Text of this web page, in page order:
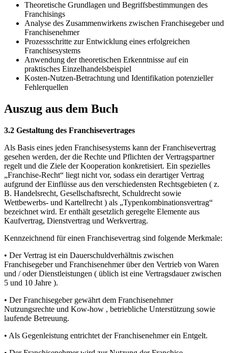
Theoretische Grundlagen und Begriffsbestimmungen des
Franchisings
Analyse des Zusammenwirkens zwischen Franchisegeber und
Franchisenehmer
Prozessschritte zur Entwicklung eines erfolgreichen
Franchisesystems
Anwendung der theoretischen Erkenntnisse auf ein
praktisches Einzelhandelsbeispiel
Kosten-Nutzen-Betrachtung und Identifikation potenzieller
Fehlerquellen
Auszug aus dem Buch
3.2 Gestaltung des Franchisevertrages
Als Basis eines jeden Franchisesystems kann der Franchisevertrag
gesehen werden, der die Rechte und Pflichten der Vertragspartner
regelt und die Ziele der Kooperation konkretisiert. Ein spezielles
„Franchise-Recht“ liegt nicht vor, sodass ein derartiger Vertrag
aufgrund der Einflüsse aus den verschiedensten Rechtsgebieten ( z.
B. Handelsrecht, Gesellschaftsrecht, Schuldrecht sowie
Wettbewerbs- und Kartellrecht ) als „Typenkombinationsvertrag“
bezeichnet wird. Er enthält gesetzlich geregelte Elemente aus
Kaufvertrag, Dienstvertrag und Werkvertrag.
Kennzeichnend für einen Franchisevertrag sind folgende Merkmale:
• Der Vertrag ist ein Dauerschuldverhältnis zwischen
Franchisegeber und Franchisenehmer über den Vertrieb von Waren
und / oder Dienstleistungen ( üblich ist eine Vertragsdauer zwischen
5 und 10 Jahre ).
• Der Franchisegeber gewährt dem Franchisenehmer
Nutzungsrechte und Kow-how , betriebliche Unterstützung sowie
laufende Betreuung.
• Als Gegenleistung entrichtet der Franchisenehmer ein Entgelt.